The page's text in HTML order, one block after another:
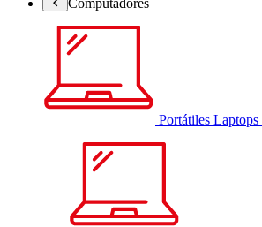
Portátiles Laptops